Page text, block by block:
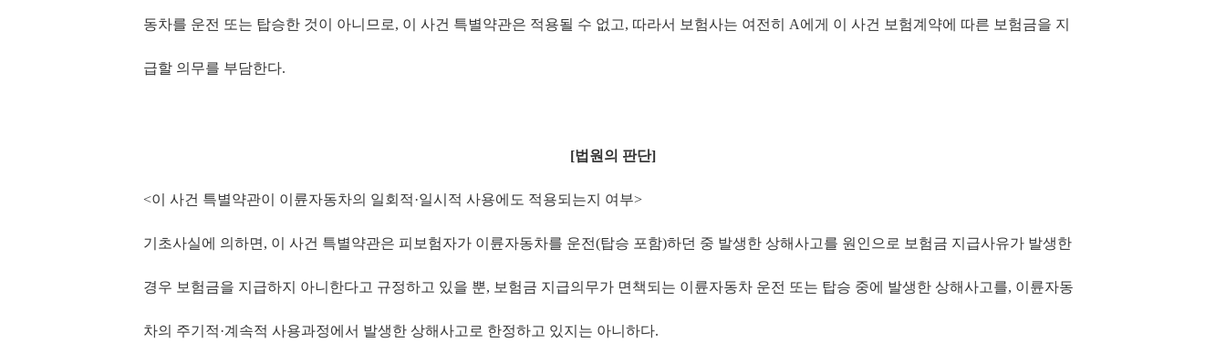
동차를 운전 또는 탑승한 것이 아니므로, 이 사건 특별약관은 적용될 수 없고, 따라서 보험사는 여전히 A에게 이 사건 보험계약에 따른 보험금을 지
급할 의무를 부담한다.
[법원의 판단]
<이 사건 특별약관이 이륜자동차의 일회적·일시적 사용에도 적용되는지 여부>
기초사실에 의하면 , 이 사건 특별약관은 피보험자가 이륜자동차를 운전(탑승 포함)하던 중 발생한 상해사고를 원인으로 보험금 지급사유가 발생한
경우 보험금을 지급하지 아니한다고 규정하고 있을 뿐, 보험금 지급의무가 면책되는 이륜자동차 운전 또는 탑승 중에 발생한 상해사고를, 이륜자동
차의 주기적·계속적 사용과정에서 발생한 상해사고로 한정하고 있지는 아니하다.